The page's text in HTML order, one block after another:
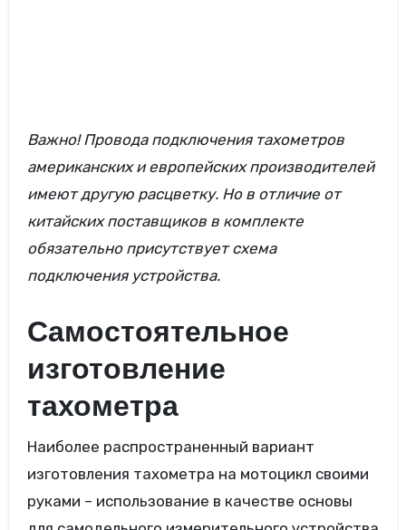
Важно! Провода подключения тахометров
американских и европейских производителей
имеют другую расцветку. Но в отличие от
китайских поставщиков в комплекте
обязательно присутствует схема
подключения устройства.
Самостоятельное
изготовление
тахометра
Наиболее распространенный вариант
изготовления тахометра на мотоцикл своими
руками – использование в качестве основы